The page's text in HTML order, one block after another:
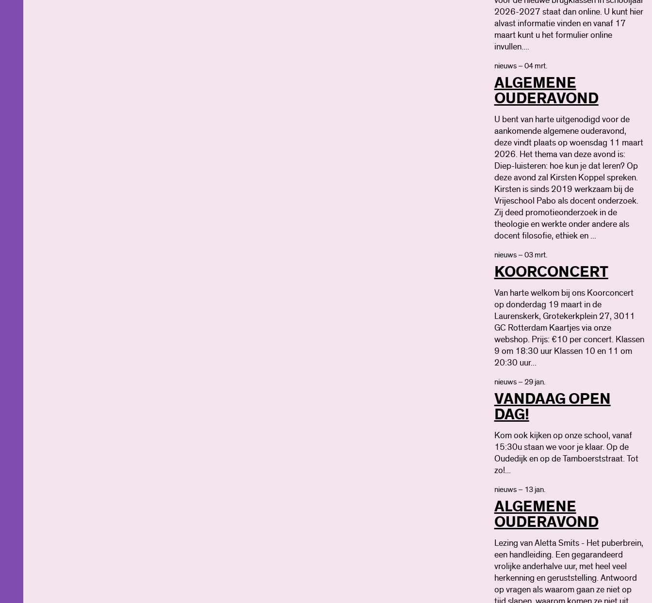
2026-2027 staat dan online. U kunt hier
alvast informatie vinden en vanaf 17
maart kunt u het formulier online
invullen....
nieuws – 04 mrt.
ALGEMENE
OUDERAVOND
U bent van harte uitgenodigd voor de
aankomende algemene ouderavond,
deze vindt plaats op woensdag 11 maart
2026. Het thema van deze avond is:
Diep-luisteren: hoe kun je dat leren? Op
deze avond zal Kirsten Koppel spreken.
Kirsten is sinds 2019 werkzaam bij de
Vrijeschool Pabo als docent onderzoek.
Zij deed promotieonderzoek in de
theologie en werkte onder andere als
docent filosofie, ethiek en ...
nieuws – 03 mrt.
KOORCONCERT
Van harte welkom bij ons Koorconcert
op donderdag 19 maart in de
Laurenskerk, Grotekerkplein 27, 3011
GC Rotterdam Kaartjes via onze
webshop. Prijs: €10 per concert. Klassen
9 om 18:30 uur Klassen 10 en 11 om
20:30 uur...
nieuws – 29 jan.
VANDAAG OPEN
DAG!
Kom ook kijken op onze school, vanaf
15:30u staan we voor je klaar. Op de
Oudedijk en op de Tamboerststraat. Tot
zo!...
nieuws – 13 jan.
ALGEMENE
OUDERAVOND
Lezing van Aletta Smits - Het puberbrein,
een handleiding. Een gegarandeerd
vrolijke anderhalve uur, met heel veel
herkenning en geruststelling. Antwoord
op vragen als waarom gaan ze niet op